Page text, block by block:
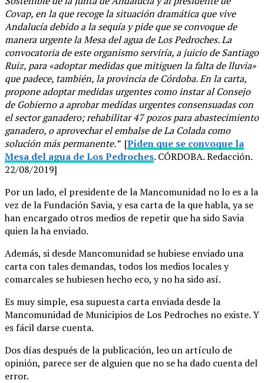
Covap, en la que recoge la situación dramática que vive
Andalucía debido a la sequía y pide que se convoque de
manera urgente la Mesa del agua de Los Pedroches. La
convocatoria de este organismo serviría, a juicio de Santiago
Ruiz, para «adoptar medidas que mitiguen la falta de lluvia»
que padece, también, la provincia de Córdoba. En la carta,
propone adoptar medidas urgentes como instar al Consejo
de Gobierno a aprobar medidas urgentes consensuadas con
el sector ganadero; rehabilitar 47 pozos para abastecimiento
ganadero, o aprovechar el embalse de La Colada como
solución más permanente.” [Piden que se convoque la
Mesa del agua de Los Pedroches. CÓRDOBA. Redacción.
22/08/2019]
Por un lado, el presidente de la Mancomunidad no lo es a la
vez de la Fundación Savia, y esa carta de la que habla, ya se
han encargado otros medios de repetir que ha sido Savia
quien la ha enviado.
Además, si desde Mancomunidad se hubiese enviado una
carta con tales demandas, todos los medios locales y
comarcales se hubiesen hecho eco, y no ha sido así.
Es muy simple, esa supuesta carta enviada desde la
Mancomunidad de Municipios de Los Pedroches no existe. Y
es fácil darse cuenta.
Dos días después de la publicación, leo un artículo de
opinión, parece ser de alguien que no se ha dado cuenta del
error.